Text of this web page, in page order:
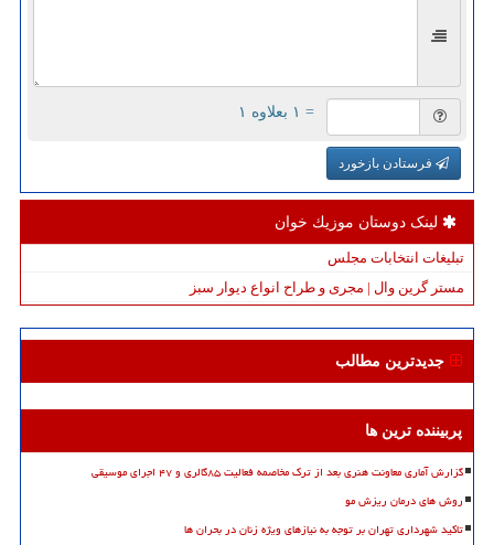
= ۱ بعلاوه ۱
فرستادن بازخورد
لینک دوستان موزیك خوان
تبلیغات انتخابات مجلس
مستر گرین وال | مجری و طراح انواع دیوار سبز
جدیدترین مطالب
پربیننده ترین ها
گزارش آماری معاونت هنری بعد از ترک مخاصمه فعالیت ۸۵گالری و ۴۷ اجرای موسیقی
روش های درمان ریزش مو
تاکید شهرداری تهران بر توجه به نیازهای ویژه زنان در بحران ها